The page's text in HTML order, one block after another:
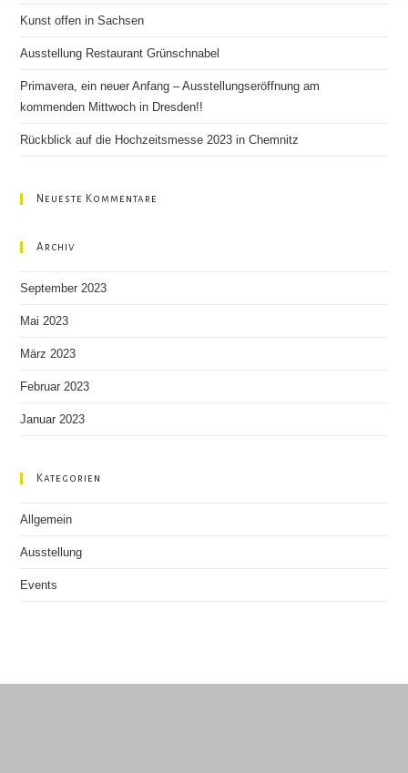
Kunst offen in Sachsen
Ausstellung Restaurant Grünschnabel
Primavera, ein neuer Anfang – Ausstellungseröffnung am
kommenden Mittwoch in Dresden!!
Rückblick auf die Hochzeitsmesse 2023 in Chemnitz
Neueste Kommentare
Archiv
September 2023
Mai 2023
März 2023
Februar 2023
Januar 2023
Kategorien
Allgemein
Ausstellung
Events